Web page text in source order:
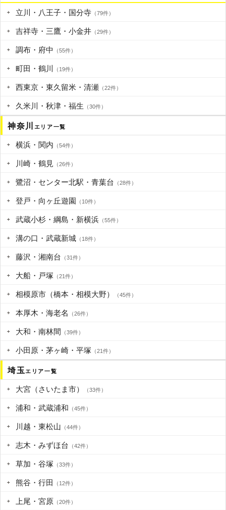
立川・八王子・国分寺 （79件）
吉祥寺・三鷹・小金井 （29件）
調布・府中 （55件）
町田・鶴川 （19件）
西東京・東久留米・清瀬 （22件）
久米川・秋津・福生 （30件）
神奈川 エリア一覧
横浜・関内 （54件）
川崎・鶴見 （26件）
鷺沼・センター北駅・青葉台 （28件）
登戸・向ヶ丘遊園 （10件）
武蔵小杉・綱島・新横浜 （55件）
溝の口・武蔵新城 （18件）
藤沢・湘南台 （31件）
大船・戸塚 （21件）
相模原市（橋本・相模大野） （45件）
本厚木・海老名 （26件）
大和・南林間 （39件）
小田原・茅ヶ崎・平塚 （21件）
埼玉 エリア一覧
大宮（さいたま市） （33件）
浦和・武蔵浦和 （45件）
川越・東松山 （44件）
志木・みずほ台 （42件）
草加・谷塚 （33件）
熊谷・行田 （12件）
上尾・宮原 （20件）